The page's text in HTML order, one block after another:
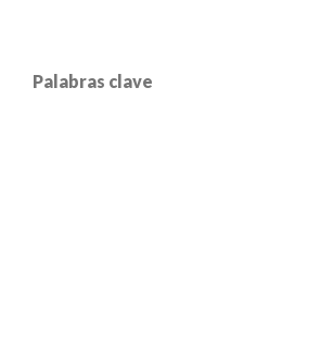
Palabras clave